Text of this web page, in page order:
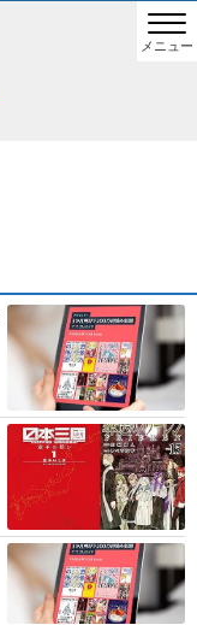
メニュー